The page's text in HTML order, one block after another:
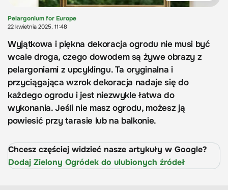
Pelargonium for Europe
22 kwietnia 2025, 11:48
Wyjątkowa i piękna dekoracja ogrodu nie musi być
wcale droga, czego dowodem są żywe obrazy z
pelargoniami z upcyklingu. Ta oryginalna i
przyciągająca wzrok dekoracja nadaje się do
każdego ogrodu i jest niezwykle łatwa do
wykonania. Jeśli nie masz ogrodu, możesz ją
powiesić przy tarasie lub na balkonie.
Chcesz częściej widzieć nasze artykuły w Google?
Dodaj Zielony Ogródek do ulubionych źródeł